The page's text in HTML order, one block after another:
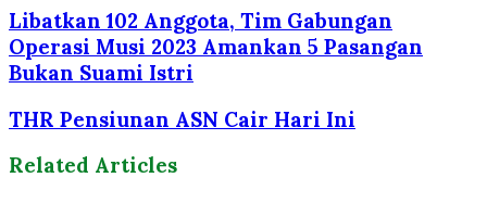
Libatkan 102 Anggota, Tim Gabungan
Operasi Musi 2023 Amankan 5 Pasangan
Bukan Suami Istri
THR Pensiunan ASN Cair Hari Ini
Related Articles